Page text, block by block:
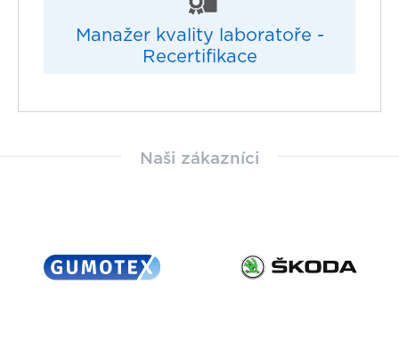
Manažer kvality laboratoře -
Recertifikace
Naši zákazníci